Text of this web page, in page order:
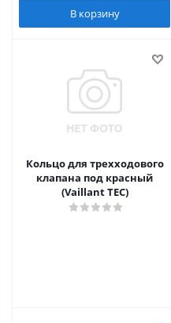
В корзину
Кольцо для трехходового
клапана под красный
(Vaillant TEC)